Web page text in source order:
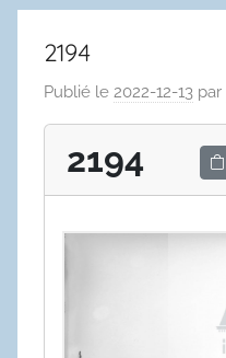
2194
Publié le 2022-12-13 par
2194